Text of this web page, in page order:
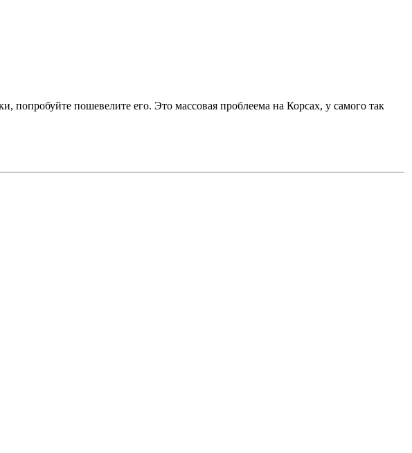
попробуйте пошевелите его. Это массовая проблеема на Корсах, у самого так